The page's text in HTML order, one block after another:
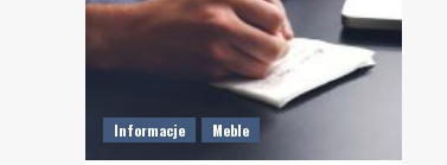
Informacje Meble